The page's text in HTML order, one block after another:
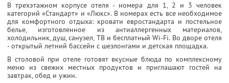
В трехэтажном корпусе отеля - номера для 1, 2 и 3 человек
категорий «Стандарт» и «Люкс». В номерах есть все необходимое
для комфортного отдыха: кровати евростандарта и постельное
белье, изготовленное из антиаллергенных материалов,
холодильник, душ, санузел, ТВ и бесплатный Wi-Fi. Во дворе отеля
- открытый летний бассейн с шезлонгами и детская площадка.
В столовой при отеле готовят вкусные блюда по комплексному
меню из свежих местных продуктов и приглашают гостей на
завтрак, обед и ужин.